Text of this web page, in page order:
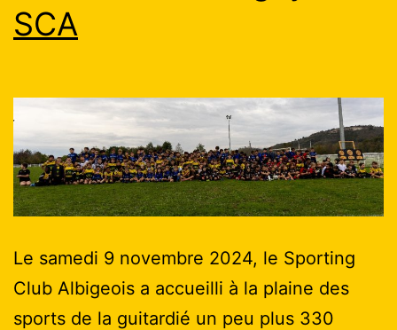
SCA
Le samedi 9 novembre 2024, le Sporting
Club Albigeois a accueilli à la plaine des
sports de la guitardié un peu plus 330